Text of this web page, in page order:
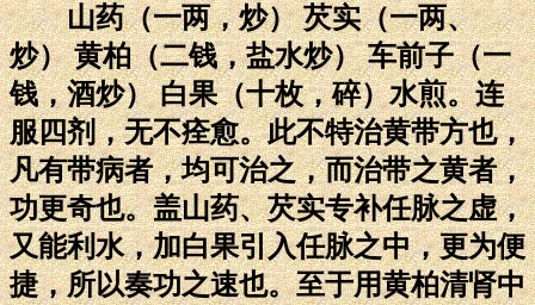
山药（一两，炒） 芡实（一两、
炒） 黄柏（二钱，盐水炒） 车前子（一
钱，酒炒） 白果（十枚，碎）水煎。连
服四剂，无不痊愈。此不特治黄带方也，
凡有带病者，均可治之，而治带之黄者，
功更奇也。盖山药、芡实专补任脉之虚，
又能利水，加白果引入任脉之中，更为便
捷，所以奏功之速也。至于用黄柏清肾中